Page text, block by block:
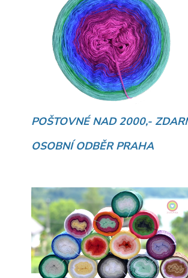
POŠTOVNÉ NAD 2000,-
OSOBNÍ ODBĚR PRAHA